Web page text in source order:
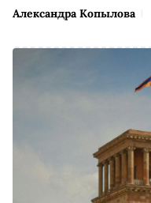
Александра Копылова